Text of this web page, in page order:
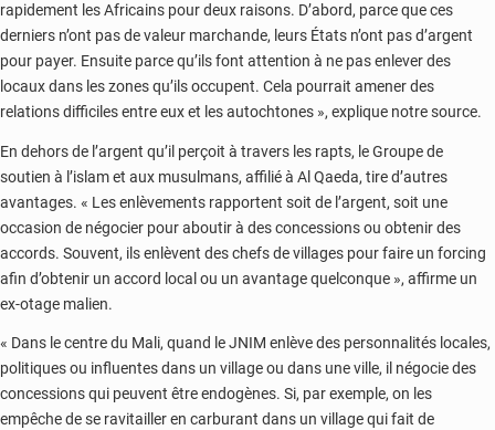
rapidement les Africains pour deux raisons. D’abord, parce que ces
derniers n’ont pas de valeur marchande, leurs États n’ont pas d’argent
pour payer. Ensuite parce qu’ils font attention à ne pas enlever des
locaux dans les zones qu’ils occupent. Cela pourrait amener des
relations difficiles entre eux et les autochtones », explique notre source.
En dehors de l’argent qu’il perçoit à travers les rapts, le Groupe de
soutien à l’islam et aux musulmans, affilié à Al Qaeda, tire d’autres
avantages. « Les enlèvements rapportent soit de l’argent, soit une
occasion de négocier pour aboutir à des concessions ou obtenir des
accords. Souvent, ils enlèvent des chefs de villages pour faire un forcing
afin d’obtenir un accord local ou un avantage quelconque », affirme un
ex-otage malien.
« Dans le centre du Mali, quand le JNIM enlève des personnalités locales,
politiques ou influentes dans un village ou dans une ville, il négocie des
concessions qui peuvent être endogènes. Si, par exemple, on les
empêche de se ravitailler en carburant dans un village qui fait de